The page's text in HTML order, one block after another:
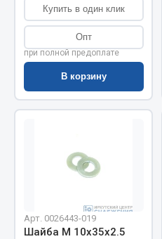
Лента конвейерная
Паронит
Патрубки
Прокладки
Рукава высокого давления
Весь раздел
Автомобильная
Купить в один клик
Опт
при полной предоплате
В корзину
Арт. 0026443-019
Шайба М 10х35х2.5